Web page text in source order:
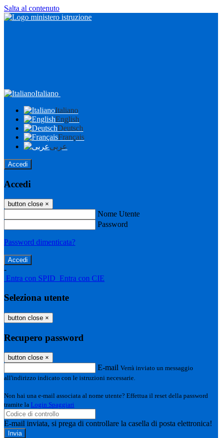
Salta al contenuto
Italiano
Italiano
English
Deutsch
Français
عربى
Accedi
Accedi
button close ×
Nome Utente
Password
Password dimenticata?
-
Entra con SPID Entra con CIE
Seleziona utente
button close ×
Recupero password
button close ×
E-mail Verrà inviato un messaggio
all'indirizzo indicato con le istruzioni necessarie.
Non hai una e-mail associata al nome utente? Effettua il reset della password
tramite la Login Spaggiari
E-mail inviata, si prega di controllare la casella di posta elettronica!